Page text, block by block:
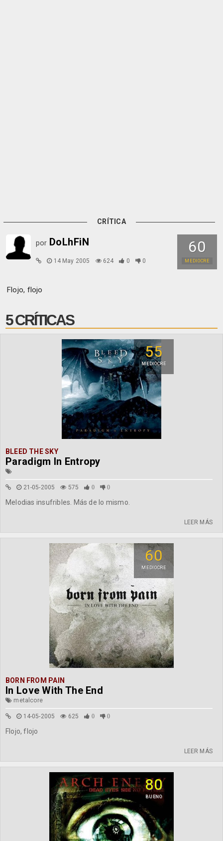
CRÍTICA
60
MEDIOCRE
por DoLhFiN
14 May 2005 624 0 0
Flojo, flojo
5 CRÍTICAS
55
MEDIOCRE
BLEED THE SKY
Paradigm In Entropy
21-05-2005 575 0 0
Melodias insufribles. Más de lo mismo.
LEER MÁS
60
MEDIOCRE
BORN FROM PAIN
In Love With The End
metalcore
14-05-2005 625 0 0
Flojo, flojo
LEER MÁS
80
BUENO